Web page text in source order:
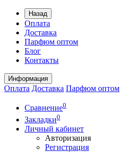
Назад
Оплата
Доставка
Парфюм оптом
Блог
Контакты
Информация
Оплата Доставка Парфюм оптом
Сравнение0
Закладки0
Личный кабинет
Авторизация
Регистрация